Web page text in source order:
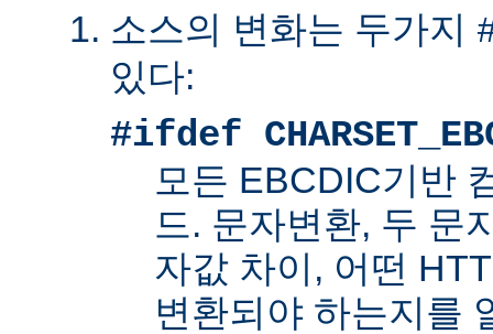
소스의 변화는 두가지
있다:
#ifdef
모든 EBCDIC기반
드. 문자변환, 두 문
자값 차이, 어떤
변환되야 하는지를